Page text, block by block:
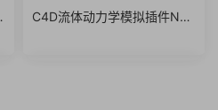
C4D流体动力学模拟插件Nex